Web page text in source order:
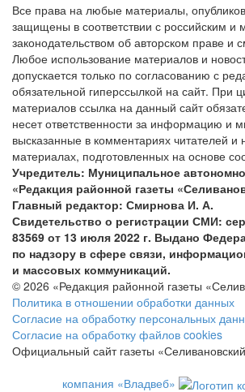
Все права на любые материалы,
защищены в соответствии с российским
законодательством об авторском праве и
Любое использование материалов и
допускается только по согласованию с
обязательной гиперссылкой на сайт. При
материалов ссылка на данный сайт
несет ответственности за информацию и
высказанные в комментариях читателей и
материалах, подготовленных на основе
Учредитель: Муниципальное
«Редакция районной газеты
Главный редактор: Смирнова И. А.
Свидетельство о регистрации СМИ:
83569 от 13 июля 2022 г. Выдано
по надзору в сфере связи,
и массовых коммуникаций.
© 2026 «Редакция районной газеты
Политика в отношении обработки данных
Согласие на обработку персональных
Согласие на обработку файлов cookies
Официальный сайт газеты
компания «Владвеб»